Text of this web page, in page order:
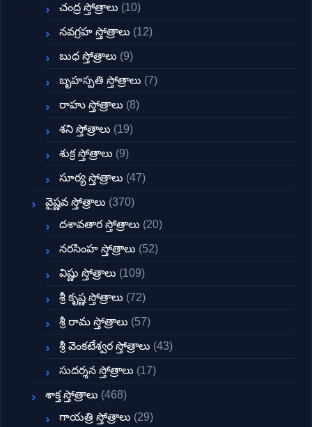
చంద్ర స్తోత్రాలు (10)
నవగ్రహ స్తోత్రాలు (12)
బుధ స్తోత్రాలు (9)
బృహస్పతి స్తోత్రాలు (7)
రాహు స్తోత్రాలు (8)
శని స్తోత్రాలు (19)
శుక్ర స్తోత్రాలు (9)
సూర్య స్తోత్రాలు (47)
వైష్ణవ స్తోత్రాలు (370)
దశావతార స్తోత్రాలు (20)
నరసింహ స్తోత్రాలు (52)
విష్ణు స్తోత్రాలు (109)
శ్రీ కృష్ణ స్తోత్రాలు (72)
శ్రీ రామ స్తోత్రాలు (57)
శ్రీ వెంకటేశ్వర స్తోత్రాలు (43)
సుదర్శన స్తోత్రాలు (17)
శాక్త స్తోత్రాలు (468)
గాయత్రి స్తోత్రాలు (29)